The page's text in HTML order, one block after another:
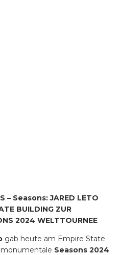
– Seasons: JARED LETO
BUILDING ZUR
2024 WELTTOURNEE
gab heute am Empire State
monumentale Seasons 2024